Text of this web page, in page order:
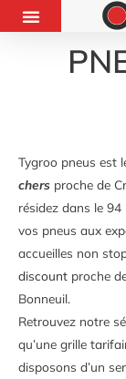
Tygroo pneus est
chers proche de
résidez dans le 94
vos pneus aux
accueilles non
discount proche
Bonneuil.
Retrouvez notre
qu’une grille
disposons d’un